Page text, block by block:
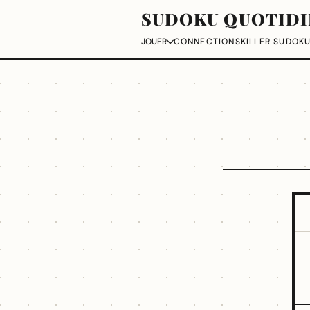
SUDOKU
JOUER CONNECTIONSKILLER